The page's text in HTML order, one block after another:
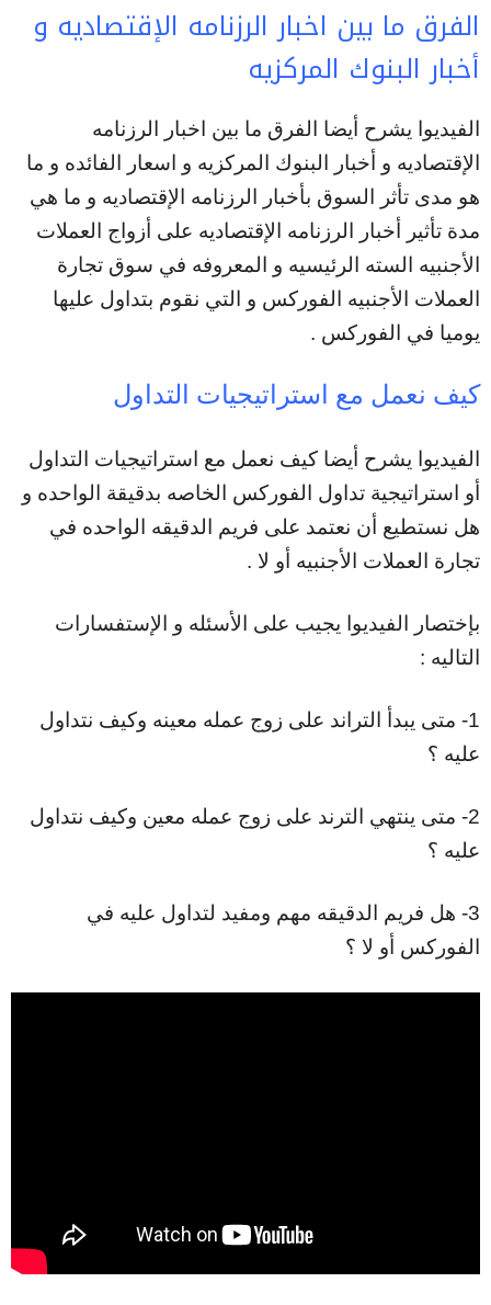
الفرق ما بين اخبار الرزنامه الإقتصاديه و
أخبار البنوك المركزيه
الفيديوا يشرح أيضا الفرق ما بين اخبار الرزنامه
الإقتصاديه و أخبار البنوك المركزيه و اسعار الفائده و ما
هو مدى تأثر السوق بأخبار الرزنامه الإقتصاديه و ما هي
مدة تأثير أخبار الرزنامه الإقتصاديه على أزواج العملات
الأجنبيه السته الرئيسيه و المعروفه في سوق تجارة
العملات الأجنبيه الفوركس و التي نقوم بتداول عليها
يوميا في الفوركس .
كيف نعمل مع استراتيجيات التداول
الفيديوا يشرح أيضا كيف نعمل مع استراتيجيات التداول
أو استراتيجية تداول الفوركس الخاصه بدقيقة الواحده و
هل نستطيع أن نعتمد على فريم الدقيقه الواحده في
تجارة العملات الأجنبيه أو لا .
بإختصار الفيديوا يجيب على الأسئله و الإستفسارات
التاليه :
1- متى يبدأ التراند على زوج عمله معينه وكيف نتداول
عليه ؟
2- متى ينتهي الترند على زوج عمله معين وكيف نتداول
عليه ؟
3- هل فريم الدقيقه مهم ومفيد لتداول عليه في
الفوركس أو لا ؟